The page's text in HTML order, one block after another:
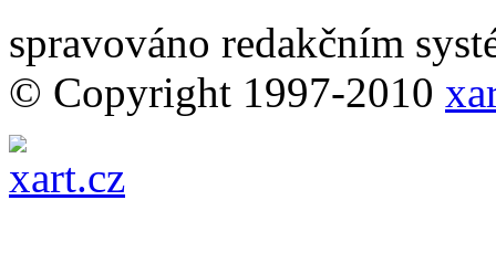
spravováno redakčním
© Copyright 1997-2010